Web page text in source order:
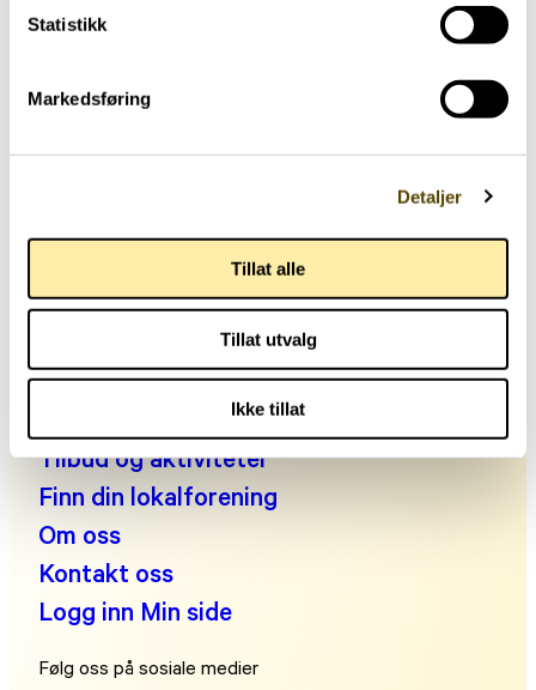
Statistikk
Markedsføring
Detaljer
Tillat alle
Tillat utvalg
Ikke tillat
Storgata 33, oppgang A, 0184 Oslo
E-post:post@parkinson.no
Fakta om parkinson
Leve med parkinson
Engasjer deg!
Noen å snakke med?
Tilbud og aktiviteter
Finn din lokalforening
Om oss
Kontakt oss
Logg inn Min side
Følg oss på sosiale medier